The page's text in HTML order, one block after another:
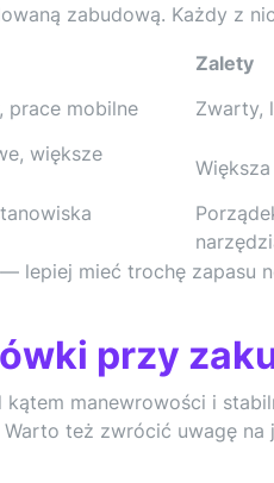
zabudową. Każdy z
Zalety
prace mobilne Zwarty,
większe
lepiej mieć trochę zapasu
przy
manewrowości i
też zwrócić uwagę